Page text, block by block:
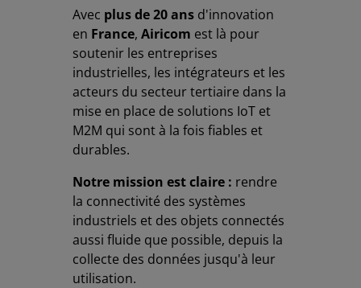
Avec plus de 20 ans d'innovation
en France, Airicom est là pour
soutenir les entreprises
industrielles, les intégrateurs et les
acteurs du secteur tertiaire dans la
mise en place de solutions IoT et
M2M qui sont à la fois fiables et
durables.
Notre mission est claire : rendre
la connectivité des systèmes
industriels et des objets connectés
aussi fluide que possible, depuis la
collecte des données jusqu'à leur
utilisation.